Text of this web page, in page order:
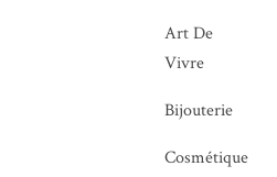
Art De
Vivre
Bijouterie
Cosmétique